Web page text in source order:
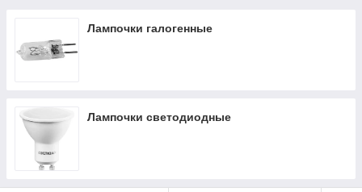
Лампочки галогенные
Лампочки светодиодные